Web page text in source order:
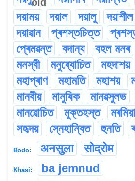
দয়াময়
দয়াল দয়ালু দয়াশীল
দয়াৱান
প্ৰশস্তচিত্ত
প্ৰেমৱন্ত
বদান্য বহল মনৰ
মনস্বী
মনুষ্যোচিত মহদাশয়
মহাপ্ৰাণ
মহামতি মহাশয়
মানবীয়
মানুষিক মানৱসুলভ
মানৱোচিত
মুক্তহস্ত
সহৃদয়
স্নেহান্বিত হুনতি
Bodo: अनसुला सोद्रोम
Khasi: ba jemnud